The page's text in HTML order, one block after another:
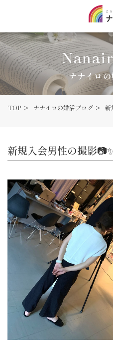
ナナイロ
TOP ナナイロの婚活ブログ 新
新規入会男性の撮影